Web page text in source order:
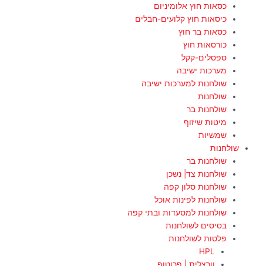
כסאות חוץ אלומיניום
כיסאות חוץ קלועים-חבלים
כסאות בר חוץ
כורסאות חוץ
ספסלים-קקל
מערכות ישיבה
שולחנות למערכות ישיבה
שולחנות
שולחנות בר
מיטות שיזוף
שמשיות
שולחנות
שולחנות בר
שולחנות צד| נשכן
שולחנות סלון קפה
שולחנות לפינות אוכל
שולחנות למסעדות ובתי קפה
בסיסים לשולחנות
פלטות לשולחנות
HPL
וורצלית | פרוטופ